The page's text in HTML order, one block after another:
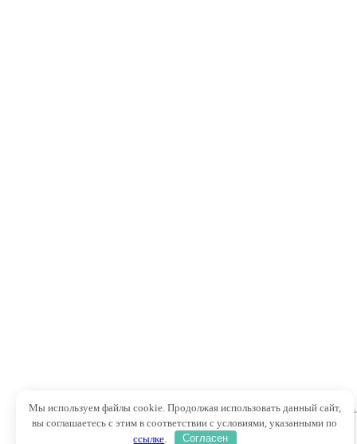
Мы используем файлы cookie. Продолжая использовать данный сайт,
вы соглашаетесь с этим в соответствии с условиями, указанными по
ссылке
Согласен